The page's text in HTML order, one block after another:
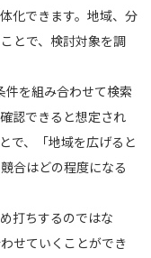
化できます。地域、分
とで、検討対象を調
件を組み合わせて検索
認できると想定され
で、「地域を広げると
合はどの程度になる
打ちするのではな
せていくことができ